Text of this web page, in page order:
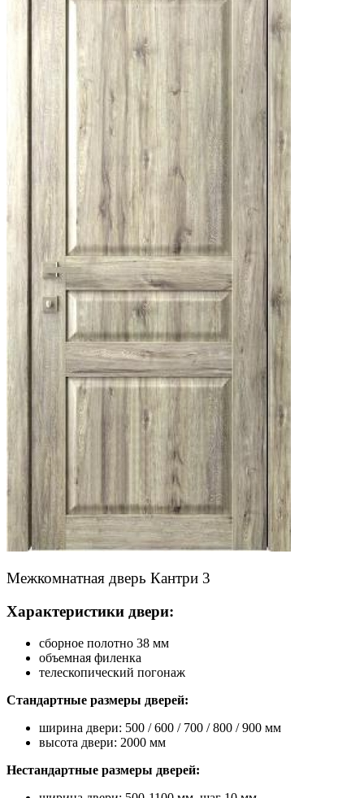
Межкомнатная дверь Кантри 3
Характеристики двери:
сборное полотно 38 мм
объемная филенка
телескопический погонаж
Стандартные размеры дверей:
ширина двери: 500 / 600 / 700 / 800 / 900 мм
высота двери: 2000 мм
Нестандартные размеры дверей: